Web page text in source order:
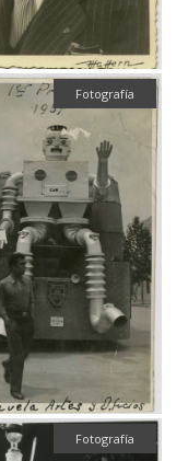
Fotografía
Fotografía